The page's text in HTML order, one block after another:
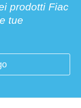
prodotti Fiac
tue